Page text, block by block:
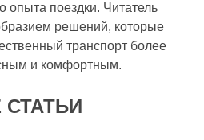
опыта поездки. Читатель
решений, которые
транспорт более
и комфортным.